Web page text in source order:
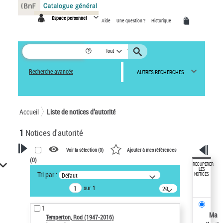
Espace personnel Aide Une question ? Historique
Tout
Recherche avancée AUTRES RECHERCHES
Accueil Liste de notices d’autorité
1 Notices d'autorité
VOTRE RECHERCHE
Recherche avancée dans les
notices d’autorité
Œuvres liées à l'auteur :
Temperton, Rod (1947-2016)
Voir la sélection (0) Ajouter à mes références
(0)
Tri par : Défaut
sur 1
20
résultats/page
1
Temperton, Rod (1947-2016)
RÉCUPÉRER
LES
NOTICES
Ma
Panneau de gestion des cookies